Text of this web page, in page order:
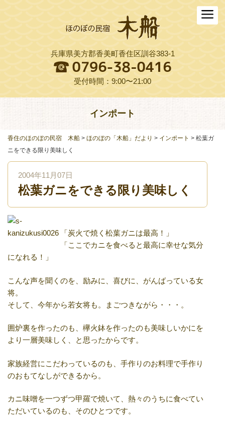
兵庫県美方郡香美町香住区訓谷383-1
受付時間：9:00〜21:00
よくある質問
お役立ちリンク集
ご予約プラン一覧
English
インポート
香住のほのぼの民宿 木船 > ほのぼの「木船」だより > インポート > 松葉ガ
ニをできる限り美味しく
2004年11月07日
松葉ガニをできる限り美味しく
「炭火で焼く松葉ガニは最高！」
「ここでカニを食べると最高に幸せな気分
になれる！」
こんな声を聞くのを、励みに、喜びに、がんばっている女
将。
そして、今年から若女将も。まごつきながら・・・。
囲炉裏を作ったのも、欅火鉢を作ったのも美味しいかにを
より一層美味しく、と思ったからです。
家族経営にこだわっているのも、手作りのお料理で手作り
のおもてなしができるから。
カニ味噌を一つずつ甲羅で焼いて、熱々のうちに食べてい
ただいているのも、そのひとつです。